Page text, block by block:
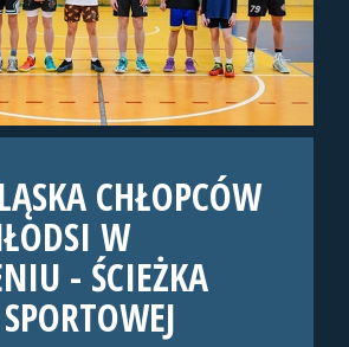
CHŁOPCÓW
W
- ŚCIEŻKA